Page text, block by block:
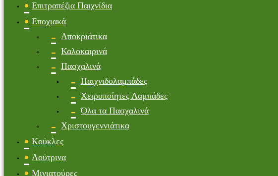
Επιτραπέζια Παιχνίδια
Εποχιακά
Αποκριάτικα
Καλοκαιρινά
Πασχαλινά
Παιχνιδολαμπάδες
Χειροποίητες Λαμπάδες
Όλα τα Πασχαλινά
Χριστουγεννιάτικα
Κούκλες
Λούτρινα
Μινιατούρες